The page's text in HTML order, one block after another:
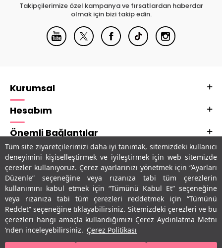
Tüm site ziyaretçilerimizi daha iyi tanımak, sitemizdeki kullanıcı
deneyimini kişiselleştirmek ve iyileştirmek için web sitemizde
çerezler kullanıyoruz. Çerez ayarlarınızı yönetmek için “Ayarları
Düzenle” seçeneğine veya rızanıza tabi tüm çerezlerin
kullanımını kabul etmek için “Tümünü Kabul Et” seçeneğine
veya rızanıza tabi tüm çerezleri reddetmek için “Tümünü
Reddet” seçeneğine tıklayabilirsiniz. Sitemizdeki çerezleri ve bu
çerezleri hangi amaçla kullandığımızı Çerez Aydınlatma Metni
’nden inceleyebilirsiniz. Çerez Politikası
Takipçilerimize özel kampanya ve fırsatlardan haberdar
olmak için bizi takip edin.
Kurumsal
Hesabım
Önemli Bağlantılar
Adres & İletişim
Uygulamalarımız